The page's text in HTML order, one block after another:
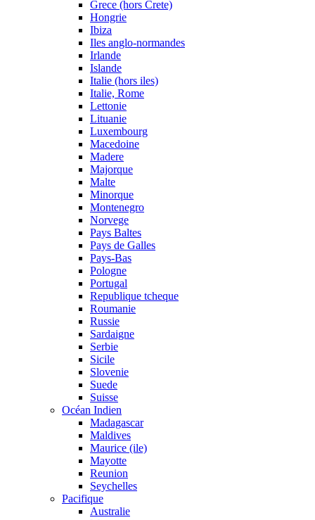
Grece (hors Crete)
Hongrie
Ibiza
Iles anglo-normandes
Irlande
Islande
Italie (hors iles)
Italie, Rome
Lettonie
Lituanie
Luxembourg
Macedoine
Madere
Majorque
Malte
Minorque
Montenegro
Norvege
Pays Baltes
Pays de Galles
Pays-Bas
Pologne
Portugal
Republique tcheque
Roumanie
Russie
Sardaigne
Serbie
Sicile
Slovenie
Suede
Suisse
Océan Indien
Madagascar
Maldives
Maurice (ile)
Mayotte
Reunion
Seychelles
Pacifique
Australie